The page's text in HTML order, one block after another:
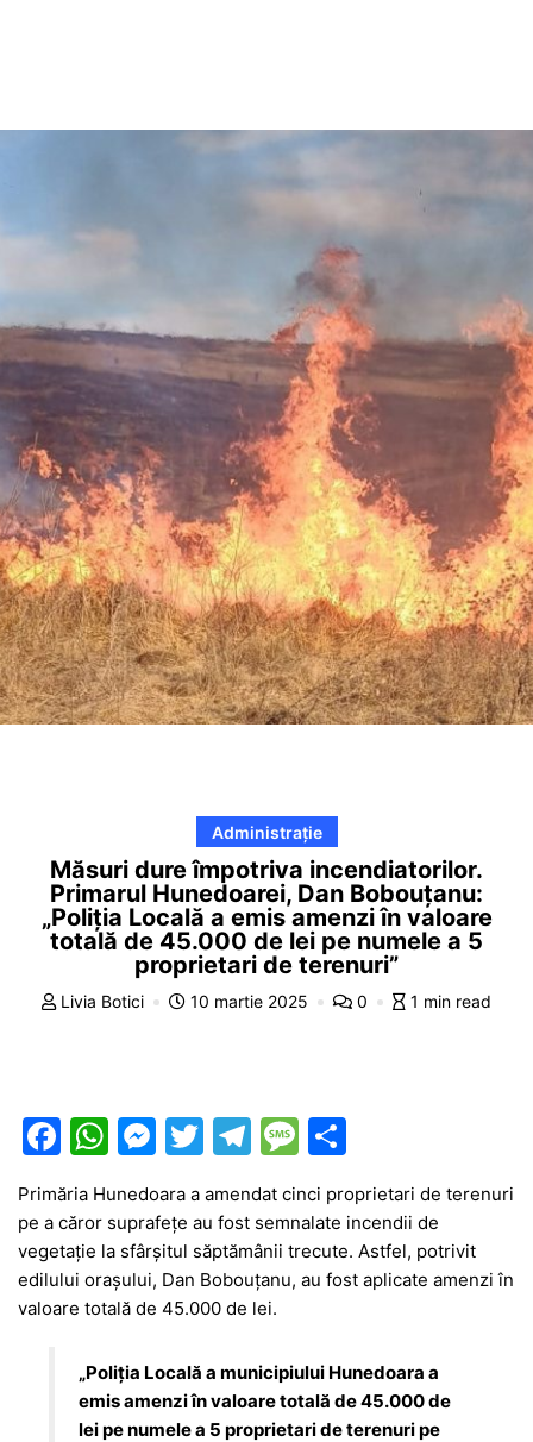
Administrație
Măsuri dure împotriva incendiatorilor.
Primarul Hunedoarei, Dan Bobouțanu:
„Poliţia Locală a emis amenzi în valoare
totală de 45.000 de lei pe numele a 5
proprietari de terenuri”
Livia Botici 10 martie 2025 0 1 min read
F
a
c
e
b
o
o
k
W
at
s
A
p
p
M
s
s
e
n
g
er
T
itt
er
T
e
gr
a
m
M
e
s
s
a
e
ar
ta
je
a
ă
Primăria Hunedoara a amendat cinci proprietari de terenuri
pe a căror suprafețe au fost semnalate incendii de
vegetație la sfârșitul săptămânii trecute. Astfel, potrivit
edilului orașului, Dan Bobouțanu, au fost aplicate amenzi în
valoare totală de 45.000 de lei.
„Poliţia Locală a municipiului Hunedoara a
emis amenzi în valoare totală de 45.000 de
lei pe numele a 5 proprietari de terenuri pe